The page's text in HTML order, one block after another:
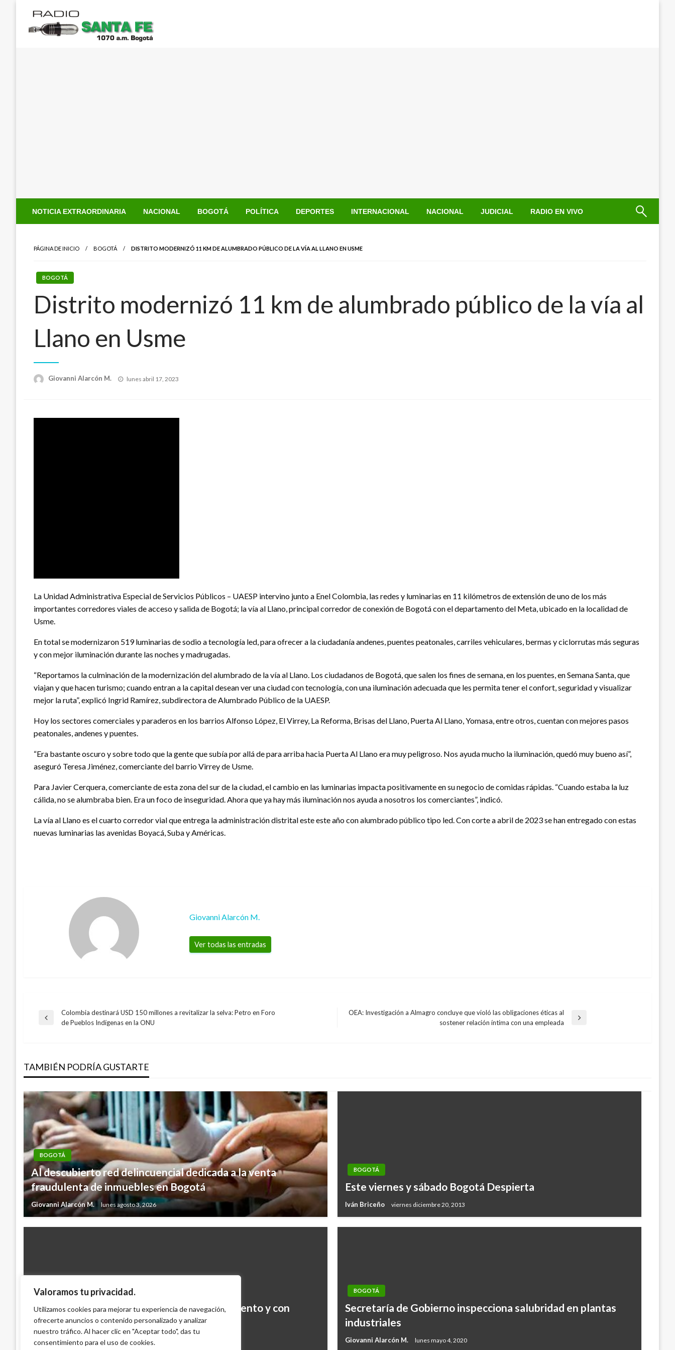
Valoramos tu privacidad.
Utilizamos cookies para mejorar tu experiencia de navegación,
ofrecerte anuncios o contenido personalizado y analizar
nuestro tráfico. Al hacer clic en "Aceptar todo", das tu
consentimiento para el uso de cookies.
contenido
NOTICIA EXTRAORDINARIA NACIONAL BOGOTÁ POLÍTICA DEPORTES INTERNACIONAL NACIONAL JUDICIAL RADIO EN VIVO
PÁGINA DE INICIO BOGOTÁ DISTRITO MODERNIZÓ 11 KM DE ALUMBRADO PÚBLICO DE LA VÍA AL LLANO EN USME
BOGOTÁ
Distrito modernizó 11 km de alumbrado público de la vía al
Llano en Usme
Giovanni Alarcón M.
Publicado
lunes abril 17, 2023
La Unidad Administrativa Especial de Servicios Públicos – UAESP intervino junto a Enel Colombia, las redes y luminarias en 11 kilómetros de extensión de uno de los más
importantes corredores viales de acceso y salida de Bogotá; la vía al Llano, principal corredor de conexión de Bogotá con el departamento del Meta, ubicado en la localidad de
Usme.
En total se modernizaron 519 luminarias de sodio a tecnología led, para ofrecer a la ciudadanía andenes, puentes peatonales, carriles vehiculares, bermas y ciclorrutas más seguras
y con mejor iluminación durante las noches y madrugadas.
“Reportamos la culminación de la modernización del alumbrado de la vía al Llano. Los ciudadanos de Bogotá, que salen los fines de semana, en los puentes, en Semana Santa, que
viajan y que hacen turismo; cuando entran a la capital desean ver una ciudad con tecnología, con una iluminación adecuada que les permita tener el confort, seguridad y visualizar
mejor la ruta”, explicó Ingrid Ramírez, subdirectora de Alumbrado Público de la UAESP.
Hoy los sectores comerciales y paraderos en los barrios Alfonso López, El Virrey, La Reforma, Brisas del Llano, Puerta Al Llano, Yomasa, entre otros, cuentan con mejores pasos
peatonales, andenes y puentes.
“Era bastante oscuro y sobre todo que la gente que subía por allá de para arriba hacia Puerta Al Llano era muy peligroso. Nos ayuda mucho la iluminación, quedó muy bueno así”,
aseguró Teresa Jiménez, comerciante del barrio Virrey de Usme.
Para Javier Cerquera, comerciante de esta zona del sur de la ciudad, el cambio en las luminarias impacta positivamente en su negocio de comidas rápidas. “Cuando estaba la luz
cálida, no se alumbraba bien. Era un foco de inseguridad. Ahora que ya hay más iluminación nos ayuda a nosotros los comerciantes”, indicó.
La vía al Llano es el cuarto corredor vial que entrega la administración distrital este este año con alumbrado público tipo led. Con corte a abril de 2023 se han entregado con estas
nuevas luminarias las avenidas Boyacá, Suba y Américas.
Giovanni Alarcón M.
Ver todas las entradas
Navegación
entradas
Entrada
Colombia destinará USD 150 millones a revitalizar la selva: Petro en Foro
de Pueblos Indígenas en la ONU
OEA: Investigación a Almagro concluye que violó las obligaciones éticas al
sostener relación íntima con una empleada
TAMBIÉN PODRÍA GUSTARTE
BOGOTÁ
Al descubierto red delincuencial dedicada a la venta
fraudulenta de inmuebles en Bogotá
Giovanni Alarcón M. lunes agosto 3, 2026
BOGOTÁ
Este viernes y sábado Bogotá Despierta
Iván Briceño viernes diciembre 20, 2013
BOGOTÁ
Distrito fortalece atención a estudiantes talento y con
capacidades excepcionales
Giovanni Alarcón M. sábado septiembre 12, 2015
BOGOTÁ
Secretaría de Gobierno inspecciona salubridad en plantas
industriales
Giovanni Alarcón M. lunes mayo 4, 2020